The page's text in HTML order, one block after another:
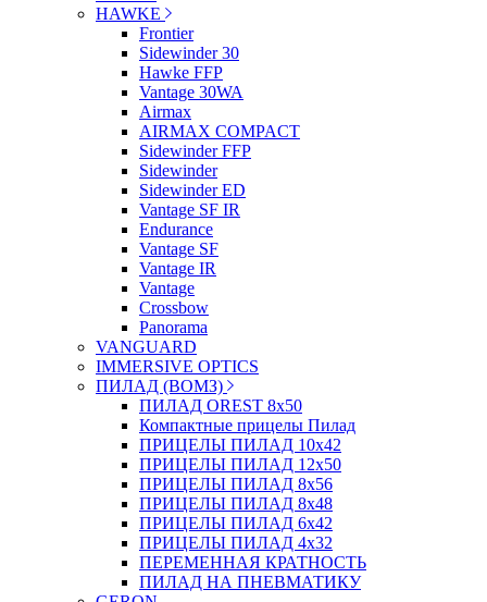
HAWKE
Frontier
Sidewinder 30
Hawke FFP
Vantage 30WA
Airmax
AIRMAX COMPACT
Sidewinder FFP
Sidewinder
Sidewinder ED
Vantage SF IR
Endurance
Vantage SF
Vantage IR
Vantage
Crossbow
Panorama
VANGUARD
IMMERSIVE OPTICS
ПИЛАД (ВОМЗ)
ПИЛАД OREST 8х50
Компактные прицелы Пилад
ПРИЦЕЛЫ ПИЛАД 10х42
ПРИЦЕЛЫ ПИЛАД 12х50
ПРИЦЕЛЫ ПИЛАД 8х56
ПРИЦЕЛЫ ПИЛАД 8х48
ПРИЦЕЛЫ ПИЛАД 6х42
ПРИЦЕЛЫ ПИЛАД 4х32
ПЕРЕМЕННАЯ КРАТНОСТЬ
ПИЛАД НА ПНЕВМАТИКУ